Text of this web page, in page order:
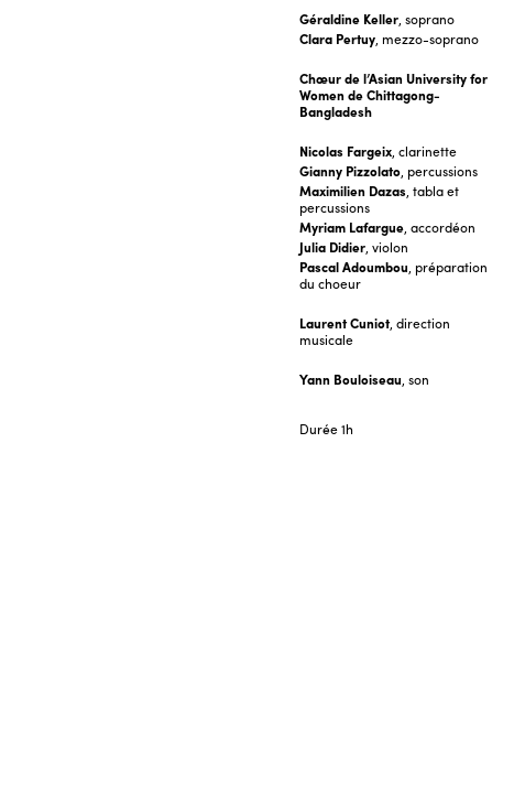
Géraldine Keller, soprano
Clara Pertuy, mezzo-soprano
Chœur de l’Asian University for
Women de Chittagong-
Bangladesh
Nicolas Fargeix, clarinette
Gianny Pizzolato, percussions
Maximilien Dazas, tabla et
percussions
Myriam Lafargue, accordéon
Julia Didier, violon
Pascal Adoumbou, préparation
du choeur
Laurent Cuniot, direction
musicale
Yann Bouloiseau, son
Durée1h